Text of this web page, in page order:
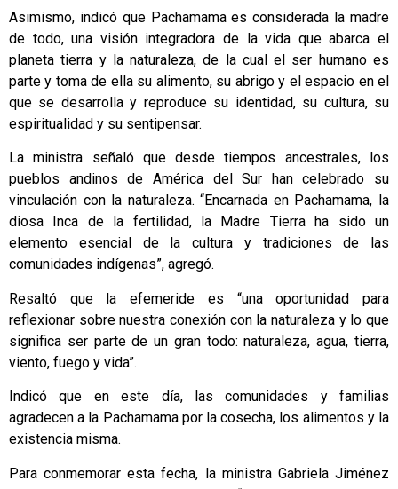
Asimismo, indicó que Pachamama es considerada la madre
de todo, una visión integradora de la vida que abarca el
planeta tierra y la naturaleza, de la cual el ser humano es
parte y toma de ella su alimento, su abrigo y el espacio en el
que se desarrolla y reproduce su identidad, su cultura, su
espiritualidad y su sentipensar.
La ministra señaló que desde tiempos ancestrales, los
pueblos andinos de América del Sur han celebrado su
vinculación con la naturaleza. “Encarnada en Pachamama, la
diosa Inca de la fertilidad, la Madre Tierra ha sido un
elemento esencial de la cultura y tradiciones de las
comunidades indígenas”, agregó.
Resaltó que la efemeride es “una oportunidad para
reflexionar sobre nuestra conexión con la naturaleza y lo que
significa ser parte de un gran todo: naturaleza, agua, tierra,
viento, fuego y vida”.
Indicó que en este día, las comunidades y familias
agradecen a la Pachamama por la cosecha, los alimentos y la
existencia misma.
Para conmemorar esta fecha, la ministra Gabriela Jiménez